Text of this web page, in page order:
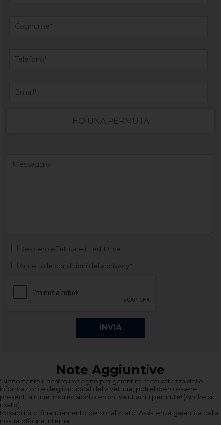
HO UNA PERMUTA
Desidero effettuare il Test Drive
Accetto le condizioni della privacy*
Note Aggiuntive
*Nonostante il nostro impegno per garantire l'accuratezza delle
informazioni e degli optional della vettura, potrebbero essere
presenti alcune imprecisioni o errori. Valutiamo permute! (Anche su
usato).
Possibilità di finanziamento personalizzato. Assistenza garantita dalla
nostra officina interna.